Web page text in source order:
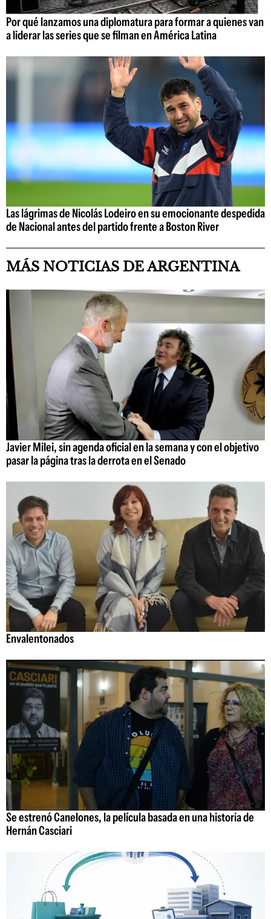
Por qué lanzamos una diplomatura para formar a quienes van
a liderar las series que se filman en América Latina
Las lágrimas de Nicolás Lodeiro en su emocionante despedida
de Nacional antes del partido frente a Boston River
MÁS NOTICIAS DE ARGENTINA
Javier Milei, sin agenda oficial en la semana y con el objetivo
pasar la página tras la derrota en el Senado
Envalentonados
Se estrenó Canelones, la película basada en una historia de
Hernán Casciari